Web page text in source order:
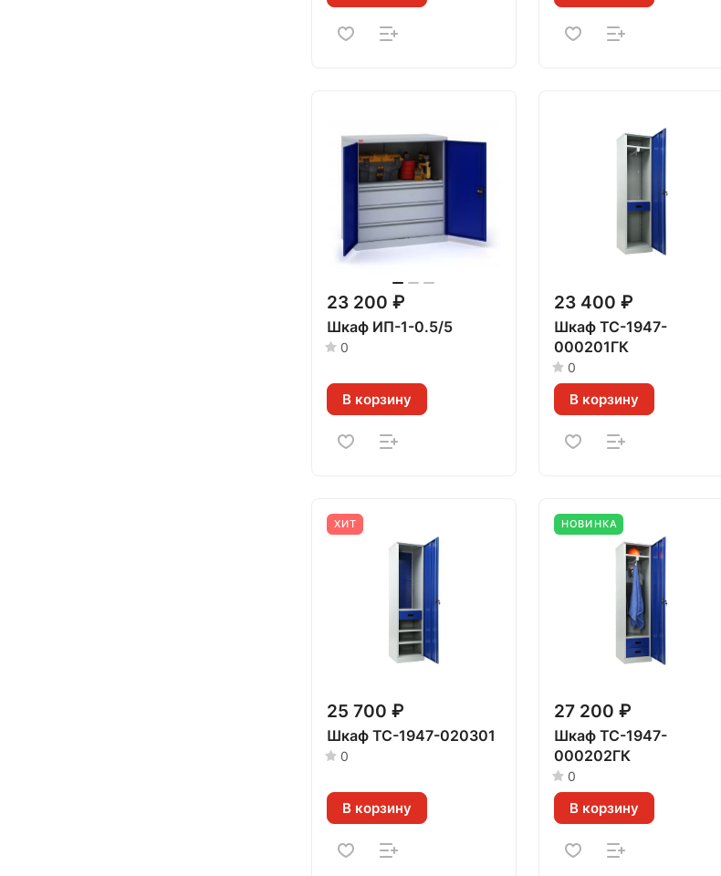
23 200 ₽
Шкаф ИП-1-0.5/5
0
В корзину
23 400 ₽
Шкаф TC-1947-
000201ГК
0
В корзину
ХИТ
25 700 ₽
Шкаф TC-1947-020301
0
В корзину
НОВИНКА
27 200 ₽
Шкаф TC-1947-
000202ГК
0
В корзину